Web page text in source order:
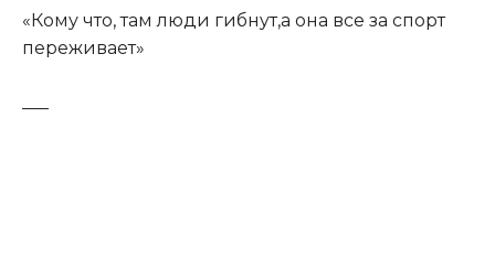
«Кому что, там люди гибнyт,а она все за спорт
переживает»